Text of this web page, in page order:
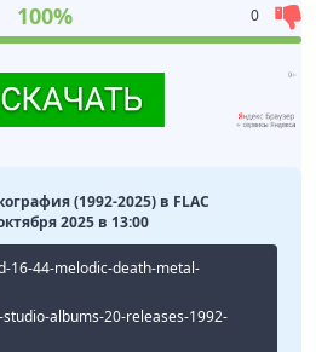
100% 0
(1992-2025) в FLAC
2025 в 13:00
16-44-melodic-death-metal-
albums-20-releases-1992-